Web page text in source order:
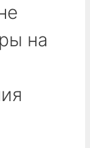
на